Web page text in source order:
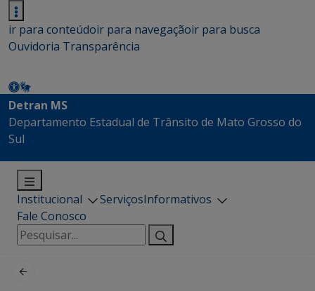
ir para conteúdoir para navegaçãoir para busca
Ouvidoria Transparência
Detran MS
Departamento Estadual de Trânsito de Mato Grosso do
Sul
Institucional ServiçosInformativos
Fale Conosco
Pesquisar
por: